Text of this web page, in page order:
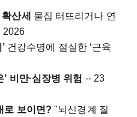
산세
물집 터뜨리거나 연
2026
건강수명에 절실한 ‘근육
비만·심장병 위험 -- 23
로 보이면?"뇌신경계 질